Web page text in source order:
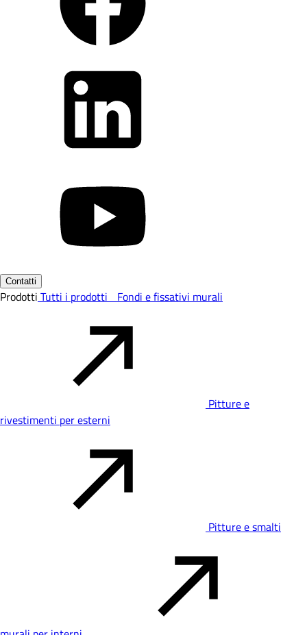
Contatti
Prodotti Tutti i prodotti Fondi e fissativi murali
Pitture e
rivestimenti per esterni
Pitture e smalti